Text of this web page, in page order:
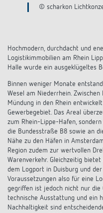
Anfahrt
© scharkon
Hochmodern, durchdacht und
Logistikimmobilien am Rhein
Halle wurde ein ausgeklügeltes
Binnen weniger Monate
Wesel am Niederrhein.
Mündung in den Rhein
Gewerbegebiet. Das Areal
zum Rhein-Lippe-Hafen,
die Bundesstraße B8 sowie an
Nähe zu den Häfen in
Region zudem zur wertvollen
Warenverkehr. Gleichzeitig
dem Logport in Duisburg und
Voraussetzungen also für eine
gegriffen ist jedoch nicht nur die
technische Ausstattung und ein
Nachhaltigkeit sind